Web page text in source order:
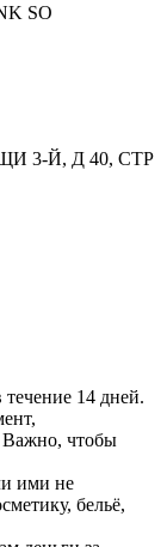
SO
3-Й, Д 40, СТР
течение 14 дней.
Важно, чтобы
ими не
бельё,